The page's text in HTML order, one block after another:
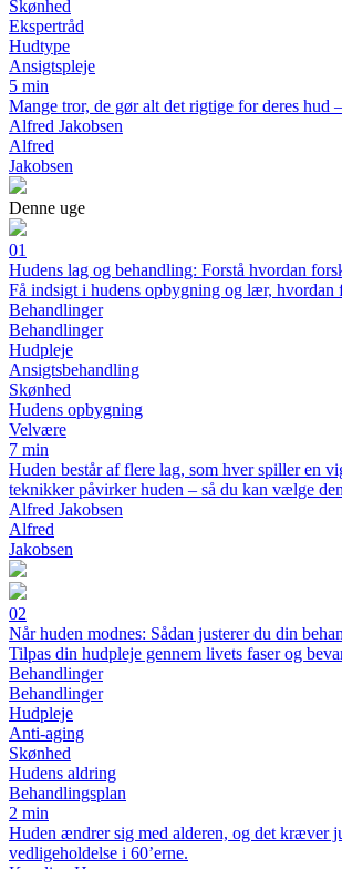
Skønhed
Ekspertråd
Hudtype
Ansigtspleje
5 min
Mange tror, de gør alt det rigtige for deres hud
Alfred Jakobsen
Alfred
Jakobsen
Denne uge
01
Hudens lag og behandling: Forstå hvordan
Få indsigt i hudens opbygning og lær,
Behandlinger
Behandlinger
Hudpleje
Ansigtsbehandling
Skønhed
Hudens opbygning
Velvære
7 min
Huden består af flere lag, som hver spiller en
teknikker påvirker huden – så du kan vælge
Alfred Jakobsen
Alfred
Jakobsen
02
Når huden modnes: Sådan justerer du din
Tilpas din hudpleje gennem livets faser og
Behandlinger
Behandlinger
Hudpleje
Anti-aging
Skønhed
Hudens aldring
Behandlingsplan
2 min
Huden ændrer sig med alderen, og det kræver
vedligeholdelse i 60’erne.